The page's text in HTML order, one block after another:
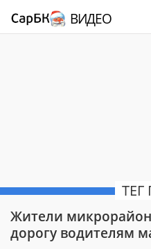
ВИДЕО
ТЕГ
Жители
дорогу водителям